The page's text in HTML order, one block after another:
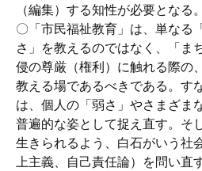
（編集）する知性が必要となる。
〇「市民福祉教育」は、単なる
さ」を教えるのではなく、「ま
侵の尊厳（権利）に触れる際の
教える場であるべきである。す
は、個人の「弱さ」やさまざま
普遍的な姿として捉え直す。そ
生きられるよう、白石がいう社
上主義、自己責任論）を問い直